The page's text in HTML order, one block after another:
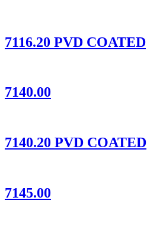
7116.20 PVD COATED
7140.00
7140.20 PVD COATED
7145.00